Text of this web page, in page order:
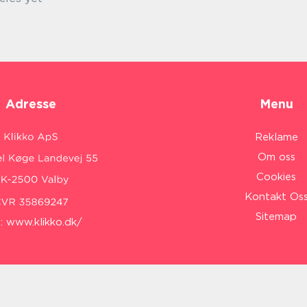
Adresse
www.klikko.dk/
Menu
Reklame
Om oss
Cookies
Kontakt
Sitemap